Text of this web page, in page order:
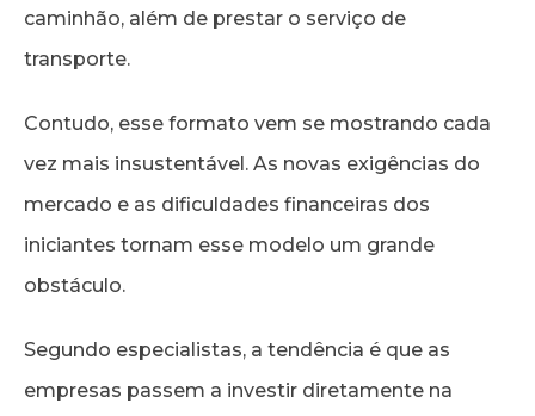
caminhão, além de prestar o serviço de
transporte.
Contudo, esse formato vem se mostrando cada
vez mais insustentável. As novas exigências do
mercado e as dificuldades financeiras dos
iniciantes tornam esse modelo um grande
obstáculo.
Segundo especialistas, a tendência é que as
empresas passem a investir diretamente na